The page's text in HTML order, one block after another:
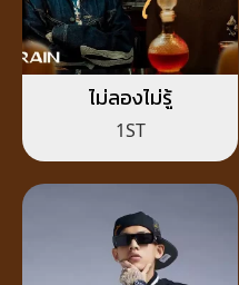
ไม่ลองไม่รู้
1ST